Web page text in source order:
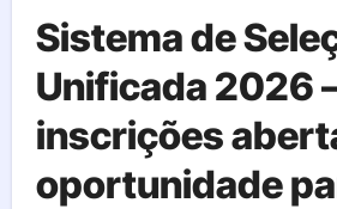
Sistema de
Unificada 2026
inscrições
oportunidade